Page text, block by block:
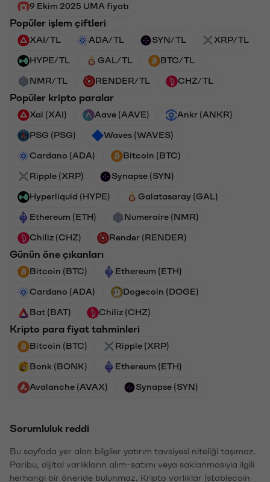
9 Ekim 2025 UMA fiyatı
Popüler işlem çiftleri
XAI/TL ADA/TL SYN/TL XRP/TL
HYPE/TL GAL/TL BTC/TL
NMR/TL RENDER/TL CHZ/TL
Popüler kripto paralar
Xai (XAI) Aave (AAVE) Ankr (ANKR)
PSG (PSG) Waves (WAVES)
Cardano (ADA) Bitcoin (BTC)
Ripple (XRP) Synapse (SYN)
Hyperliquid (HYPE) Galatasaray (GAL)
Ethereum (ETH) Numeraire (NMR)
Chiliz (CHZ) Render (RENDER)
Günün öne çıkanları
Bitcoin (BTC) Ethereum (ETH)
Cardano (ADA) Dogecoin (DOGE)
Bat (BAT) Chiliz (CHZ)
Kripto para fiyat tahminleri
Bitcoin (BTC) Ripple (XRP)
Bonk (BONK) Ethereum (ETH)
Avalanche (AVAX) Synapse (SYN)
Sorumluluk reddi
Bu sayfada yer alan bilgiler yatırım tavsiyesi niteliği taşımaz.
Paribu, dijital varlıkların alım-satımı veya saklanmasıyla ilgili
herhangi bir öneride bulunmaz. Kripto varlıklar (stablecoin